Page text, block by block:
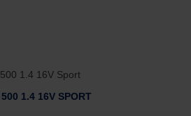
1.4 16V SPORT